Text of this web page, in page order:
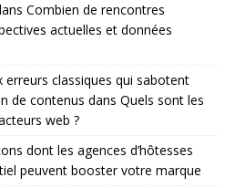
Combien de rencontres
actuelles et données
erreurs classiques qui sabotent
de contenus dans Quels sont les
web ?
dont les agences d’hôtesses
peuvent booster votre marque